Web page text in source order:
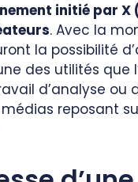
initié par
. Avec la
la possibilité
des utilités
d’analyse ou
reposant